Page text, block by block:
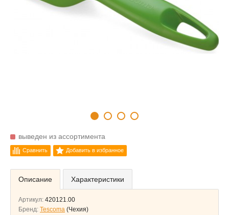
выведен из ассортимента
Сравнить Добавить в избранное
Описание Характеристики
Артикул: 420121.00
Бренд: Tescoma (Чехия)